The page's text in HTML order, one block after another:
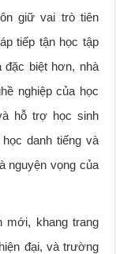
giữ vai trò tiên
tiếp tận học tập
đặc biệt hơn, nhà
nghiệp của học
hỗ trợ học sinh
danh tiếng và
nguyện vọng của
khang trang
đại, và trường